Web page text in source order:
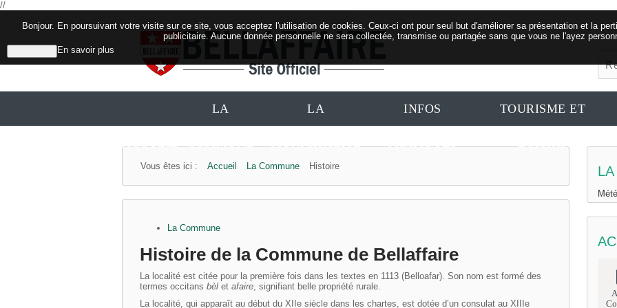
//
Bonjour. En poursuivant votre visite sur ce site, vous acceptez l'utilisation de cookies. Ceux-ci ont pour seul but d'améliorer sa présentation et la
publicitaire. Aucune donnée personnelle ne sera collectée, transmise ou partagée sans que vous ne l'ayez
En savoir plus
ACCUEIL
LA
COMMUNE
LA
MUNICIPALITÉ
INFOS
PRATIQUES
TOURISME ET
LOISIRS
Vous êtes ici : Accueil La Commune Histoire
La Commune
Histoire de la Commune de Bellaffaire
La localité est citée pour la première fois dans les textes en 1113 (Belloafar). Son nom est formé des
termes occitans bèl et afaire, signifiant belle propriété rurale.
La localité, qui apparaît au début du XIIe siècle dans les chartes, est dotée d’un consulat au XIIIe